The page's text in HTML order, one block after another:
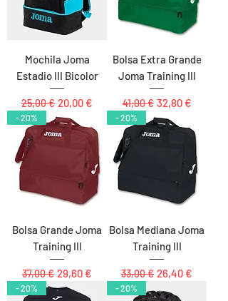
Mochila Joma
Estadio III Bicolor
Precio
25,00 € Precio de oferta
20,00 €
Bolsa Extra Grande
Joma Training III
Precio
41,00 € Precio de oferta
32,80 €
- 20%
Bolsa Grande Joma
Training III
Precio
37,00 € Precio de oferta
29,60 €
- 20%
Bolsa Mediana Joma
Training III
Precio
33,00 € Precio de oferta
26,40 €
- 20% - 20%